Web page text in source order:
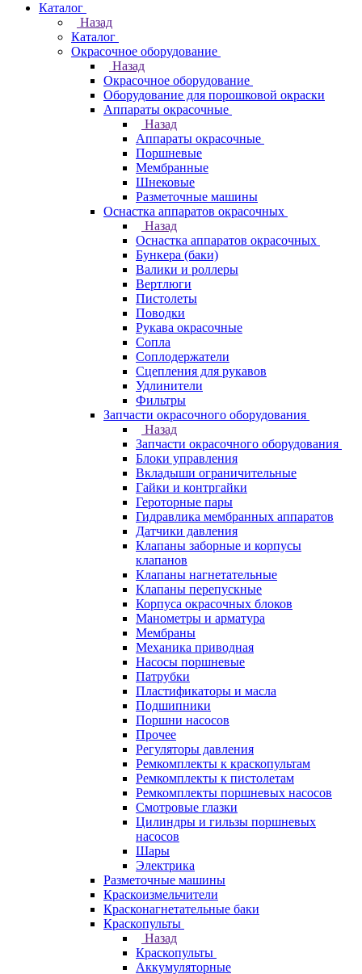
Каталог
Назад
Каталог
Окрасочное оборудование
Назад
Окрасочное оборудование
Оборудование для порошковой окраски
Аппараты окрасочные
Назад
Аппараты окрасочные
Поршневые
Мембранные
Шнековые
Разметочные машины
Оснастка аппаратов окрасочных
Назад
Оснастка аппаратов окрасочных
Бункера (баки)
Валики и роллеры
Вертлюги
Пистолеты
Поводки
Рукава окрасочные
Сопла
Соплодержатели
Сцепления для рукавов
Удлинители
Фильтры
Запчасти окрасочного оборудования
Назад
Запчасти окрасочного оборудования
Блоки управления
Вкладыши ограничительные
Гайки и контргайки
Героторные пары
Гидравлика мембранных аппаратов
Датчики давления
Клапаны заборные и корпусы
клапанов
Клапаны нагнетательные
Клапаны перепускные
Корпуса окрасочных блоков
Манометры и арматура
Мембраны
Механика приводная
Насосы поршневые
Патрубки
Пластификаторы и масла
Подшипники
Поршни насосов
Прочее
Регуляторы давления
Ремкомплекты к краскопультам
Ремкомплекты к пистолетам
Ремкомплекты поршневых насосов
Смотровые глазки
Цилиндры и гильзы поршневых
насосов
Шары
Электрика
Разметочные машины
Краскоизмельчители
Красконагнетательные баки
Краскопульты
Назад
Краскопульты
Аккумуляторные